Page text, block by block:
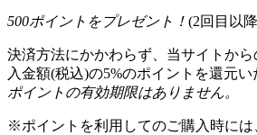
500ポイントをプレゼント！ (2回目以
決済方法にかかわらず、当サイトか
入金額(税込)の5%のポイントを還元い
ポイントの有効期限はありません。
※ポイントを利用してのご購入時には